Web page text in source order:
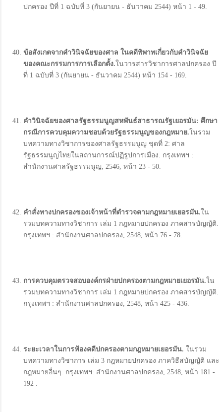
ปกครอง ปีที่ 1 ฉบับที่ 3 (กันยายน - ธันวาคม 2544) หน้า 1 - 49.
ข้อสังเกตจากคำวินิจฉัยของศาล ในคดีพิพาทเกี่ยวกับคำวินิจฉัย
ของคณะกรรมการการเลือกตั้ง.ในวารสารวิชาการศาลปกครอง ปี
ที่ 1 ฉบับที่ 3 (กันยายน - ธันวาคม 2544) หน้า 154 - 169.
คำวินิจฉัยของศาลรัฐธรรมนูญสหพันธ์สาธารณรัฐเยอรมัน: ศึกษา
กรณีการควบคุมความชอบด้วยรัฐธรรมนูญของกฎหมาย.ในรวม
บทความทางวิชาการของศาลรัฐธรรมนูญ ชุดที่ 2: ศาล
รัฐธรรมนูญไทยในสถานการณ์ปฏิรูปการเมือง. กรุงเทพฯ :
สำนักงานศาลรัฐธรรมนูญ, 2546, หน้า 23 - 50.
คำสั่งทางปกครองของเจ้าหน้าที่ตำรวจตามกฎหมายเยอรมัน.ใน
รวมบทความทางวิชาการ เล่ม 1 กฎหมายปกครอง ภาคสารบัญญัติ.
กรุงเทพฯ : สำนักงานศาลปกครอง, 2548, หน้า 76 - 78.
การควบคุมตรวจสอบองค์กรฝ่ายปกครองตามกฎหมายเยอรมัน.ใน
รวมบทความทางวิชาการ เล่ม 1 กฎหมายปกครอง ภาคสารบัญญัติ.
กรุงเทพฯ : สำนักงานศาลปกครอง, 2548, หน้า 425 - 436.
ระยะเวลาในการฟ้องคดีปกครองตามกฎหมายเยอรมัน. ในรวม
บทความทางวิชาการ เล่ม 3 กฎหมายปกครอง ภาควิธีสบัญญัติ และ
กฎหมายอื่นๆ. กรุงเทพฯ: สำนักงานศาลปกครอง, 2548, หน้า 181 -
192 .